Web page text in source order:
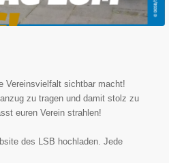
Vereinsvielfalt sichtbar macht!
zu tragen und damit stolz zu
euren Verein strahlen!
des LSB hochladen. Jede